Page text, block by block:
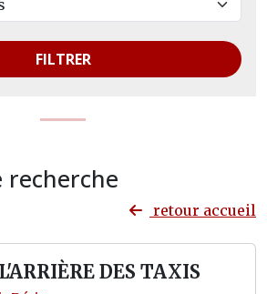
FILTRER
recherche
retour accueil
DES TAXIS